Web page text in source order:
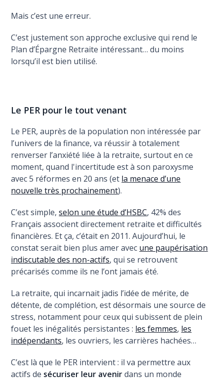
Mais c’est une erreur.
C’est justement son approche exclusive qui rend le
Plan d’Épargne Retraite intéressant… du moins
lorsqu’il est bien utilisé.
Le PER pour le tout venant
Le PER, auprès de la population non intéressée par
l’univers de la finance, va réussir à totalement
renverser l’anxiété liée à la retraite, surtout en ce
moment, quand l'incertitude est à son paroxysme
avec 5 réformes en 20 ans (et la menace d’une
nouvelle très prochainement).
C’est simple,selon une étude d’HSBC, 42% des
Français associent directement retraite et difficultés
financières. Et ça, c’était en 2011. Aujourd’hui, le
constat serait bien plus amer avec une paupérisation
indiscutable des non-actifs, qui se retrouvent
précarisés comme ils ne l’ont jamais été.
La retraite, qui incarnait jadis l’idée de mérite, de
détente, de complétion, est désormais une source de
stress, notamment pour ceux qui subissent de plein
fouet les inégalités persistantes : les femmes, les
indépendants, les ouvriers, les carrières hachées…
C’est là que le PER intervient : il va permettre aux
actifs de sécuriser leur avenirdans un monde